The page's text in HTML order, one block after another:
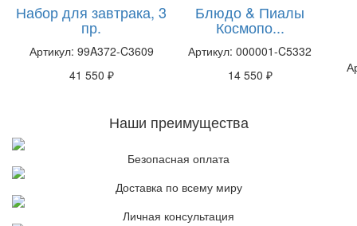
Набор для завтрака, 3
пр.
Артикул: 99A372-C3609
41 550 ₽
Блюдо & Пиалы
Космопо...
Артикул: 000001-C5332
14 550 ₽
Наши преимущества
Безопасная оплата
Доставка по всему миру
Личная консультация